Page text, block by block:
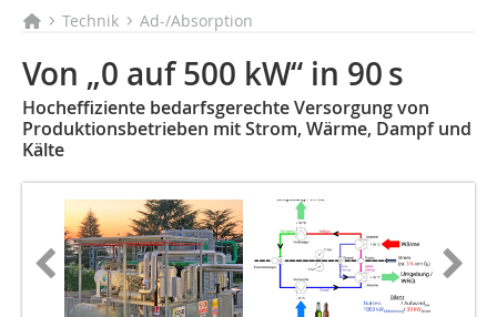
Technik Ad-/Absorption
Von „0 auf 500 kW“ in 90 s
Hocheffiziente bedarfsgerechte Versorgung von
Produktionsbetrieben mit Strom, Wärme, Dampf und
Kälte